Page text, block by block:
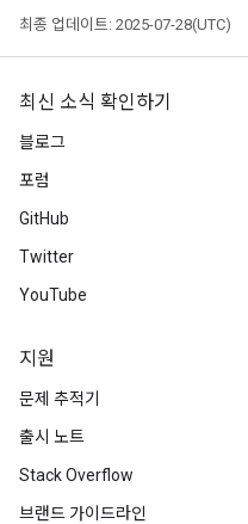
최종 업데이트: 2025-07-28(UTC)
최신 소식 확인하기
블로그
포럼
GitHub
Twitter
YouTube
지원
문제 추적기
출시 노트
Stack Overflow
브랜드 가이드라인